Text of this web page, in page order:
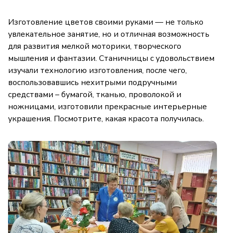
Изготовление цветов своими руками — не только
увлекательное занятие, но и отличная возможность
для развития мелкой моторики, творческого
мышления и фантазии. Станичницы с удовольствием
изучали технологию изготовления, после чего,
воспользовавшись нехитрыми подручными
средствами – бумагой, тканью, проволокой и
ножницами, изготовили прекрасные интерьерные
украшения. Посмотрите, какая красота получилась.